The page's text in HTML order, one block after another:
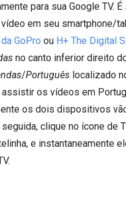
para sua Google TV.
em seu smartphone/
GoPro ou H+ The Digital
no canto inferior direito
/Português localizado
os vídeos em
os dois dispositivos
seguida, clique no ícone de
e instantaneamente